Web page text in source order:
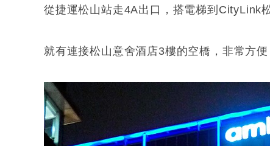
從捷運松山站走4A出口，搭電梯到CityLink
就有連接松山意舍酒店3樓的空橋，非常方